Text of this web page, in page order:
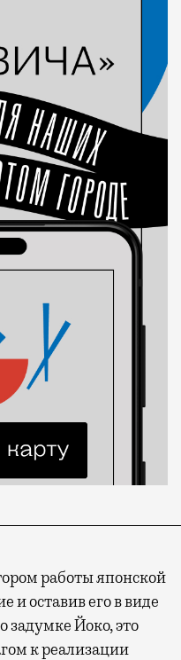
работы японской
и оставив его в виде
задумке Йоко, это
к реализации